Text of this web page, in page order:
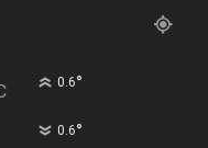
0.6°
0.6°